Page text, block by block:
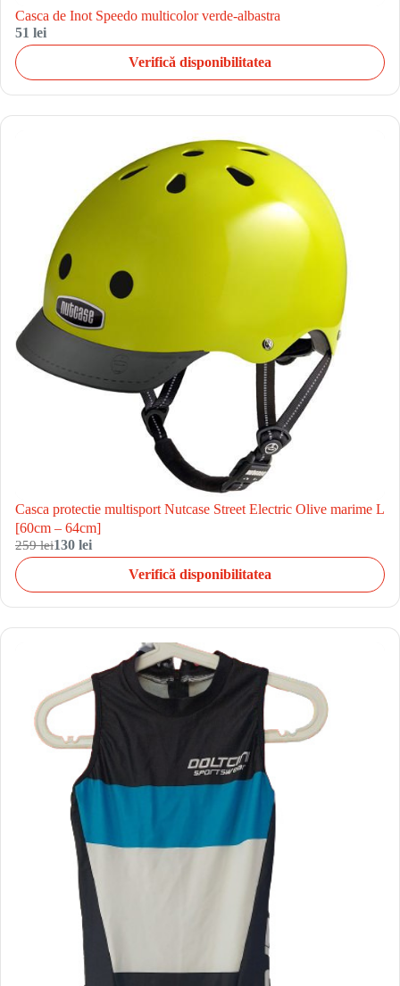
Casca de Inot Speedo multicolor verde-albastra
51 lei
Verifică disponibilitatea
Casca protectie multisport Nutcase Street Electric Olive marime L
[60cm – 64cm]
259 lei130 lei
Verifică disponibilitatea